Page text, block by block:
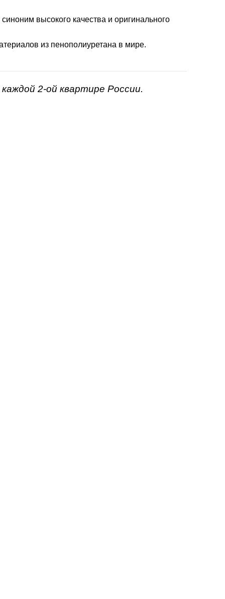
высокого качества и оригинального
из пенополиуретана в мире.
2-ой квартире России.